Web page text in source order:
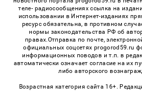
теле- радиосообщениях ссылка на
использовании в Интернет-изданиях
ресурс обязательна, в противном
нормы законодательства РФ об
правах.Отправка по почте,
официальных соцсетях progorod59.ru
информационных поводов и т.п. в
автоматически означает согласие на их
либо авторского
Возрастная категория сайта 16+.